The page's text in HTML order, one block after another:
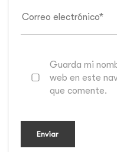
Guarda mi
web en este
que comente.